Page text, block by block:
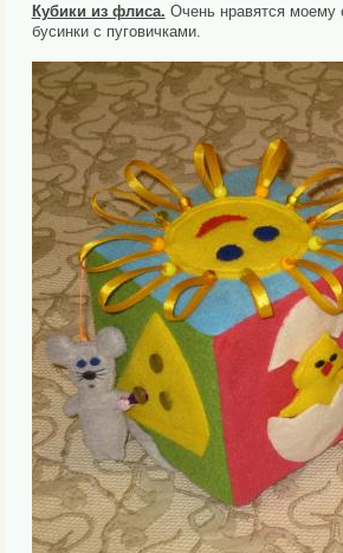
Кубики из флиса. Очень нравятся
бусинки с пуговичками.